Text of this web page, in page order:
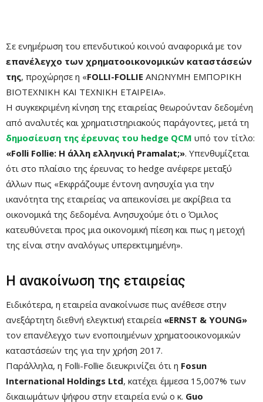
Σε ενημέρωση του επενδυτικού κοινού αναφορικά με τον
επανέλεγχο των χρηματοοικονομικών καταστάσεών
της, προχώρησε η «FOLLI-FOLLIE ΑΝΩΝΥΜΗ ΕΜΠΟΡΙΚΗ
ΒΙΟΤΕΧΝΙΚΗ ΚΑΙ ΤΕΧΝΙΚΗ ΕΤΑΙΡΕΙΑ».
Η συγκεκριμένη κίνηση της εταιρείας θεωρούνταν δεδομένη
από αναλυτές και χρηματιστηριακούς παράγοντες, μετά τη
δημοσίευση της έρευνας του hedge QCM υπό τον τίτλο:
«Folli Follie: Η άλλη ελληνική Pramalat;». Yπενθυμίζεται
ότι στο πλαίσιο της έρευνας το hedge ανέφερε μεταξύ
άλλων πως «Εκφράζουμε έντονη ανησυχία για την
ικανότητα της εταιρείας να απεικονίσει με ακρίβεια τα
οικονομικά της δεδομένα. Ανησυχούμε ότι ο Όμιλος
κατευθύνεται προς μια οικονομική πίεση και πως η μετοχή
της είναι στην αναλόγως υπερεκτιμημένη».
Η ανακοίνωση της εταιρείας
Ειδικότερα, η εταιρεία ανακοίνωσε πως ανέθεσε στην
ανεξάρτητη διεθνή ελεγκτική εταιρεία «ERNST & YOUNG»
τον επανέλεγχο των ενοποιημένων χρηματοοικονομικών
καταστάσεών της για την χρήση 2017.
Παράλληλα, η Folli-Follie διευκρινίζει ότι η Fosun
International Holdings Ltd, κατέχει έμμεσα 15,007% των
δικαιωμάτων ψήφου στην εταιρεία ενώ ο κ. Guo